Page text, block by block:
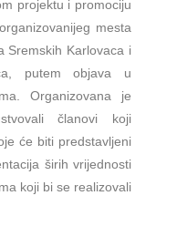
projektu i promociju
mesta
Sremskih Karlovaca i
putem objava u
Organizovana je
članovi koji
će biti predstavljeni
širih vrijednosti
koji bi se realizovali